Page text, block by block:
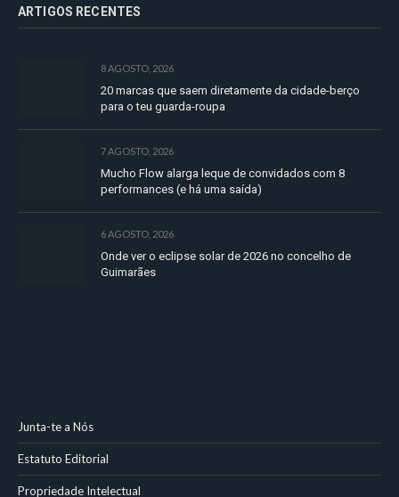
ARTIGOS RECENTES
8 AGOSTO, 2026
20 marcas que saem diretamente da cidade-berço
para o teu guarda-roupa
7 AGOSTO, 2026
Mucho Flow alarga leque de convidados com 8
performances (e há uma saída)
6 AGOSTO, 2026
Onde ver o eclipse solar de 2026 no concelho de
Guimarães
Junta-te a Nós
Estatuto Editorial
Propriedade Intelectual